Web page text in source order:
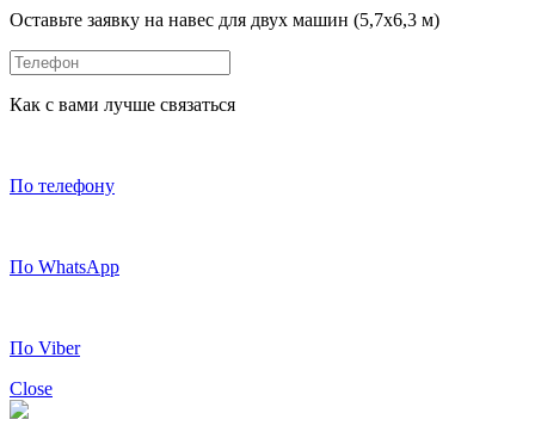
Оставьте заявку на навес для двух машин (5,7х6,3 м)
Как с вами лучше связаться
По телефону
По WhatsApp
По Viber
Close